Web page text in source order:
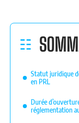
Statut juridique
en PRL
Durée
réglementation